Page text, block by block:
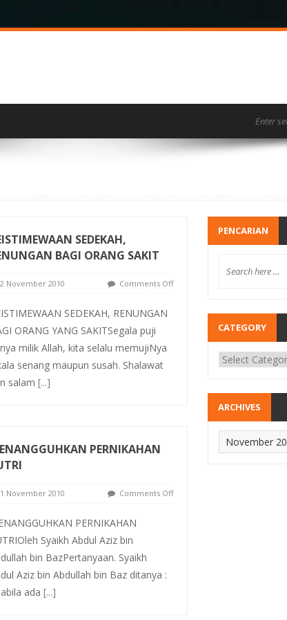
SEDEKAH,
BAGI ORANG SAKIT
November 2010 Comments Off
SEDEKAH, RENUNGAN
ORANG YANG SAKITSegala puji
milik Allah, kita selalu memujiNya
senang maupun susah. Shalawat
salam [...]
PERNIKAHAN
November 2010 Comments Off
PERNIKAHAN
Syaikh Abdul Aziz bin
bin BazPertanyaan. Syaikh
Aziz bin Abdullah bin Baz ditanya :
ada [...]
PENCARIAN
CATEGORY
ARCHIVES